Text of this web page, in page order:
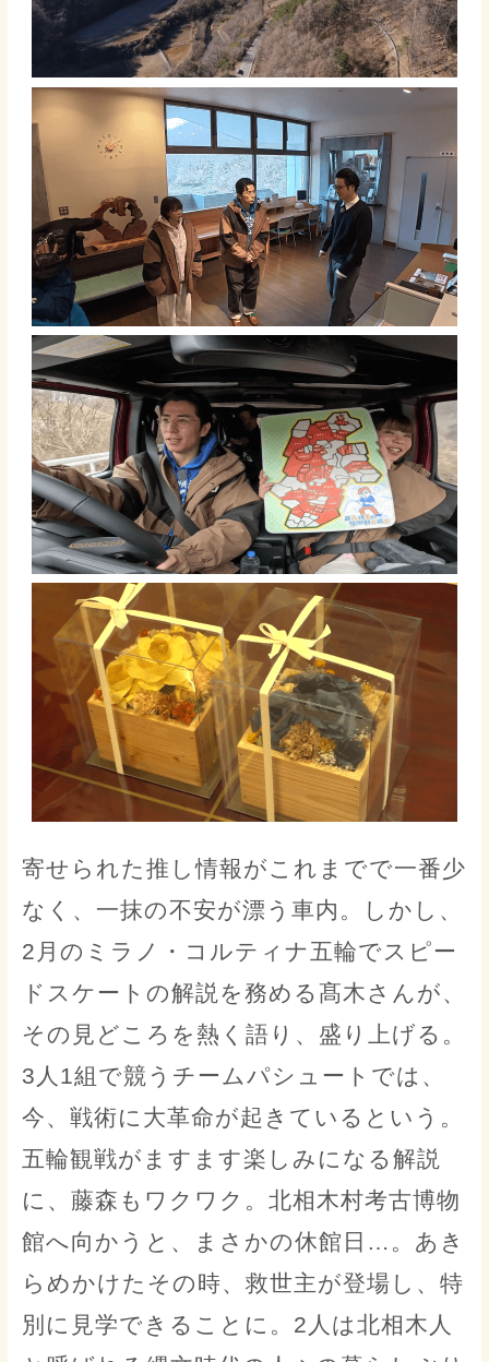
寄せられた推し情報がこれまでで一番少
なく、一抹の不安が漂う車内。しかし、
2月のミラノ・コルティナ五輪でスピー
ドスケートの解説を務める髙木さんが、
その見どころを熱く語り、盛り上げる。
3人1組で競うチームパシュートでは、
今、戦術に大革命が起きているという。
五輪観戦がますます楽しみになる解説
に、藤森もワクワク。北相木村考古博物
館へ向かうと、まさかの休館日…。あき
らめかけたその時、救世主が登場し、特
別に見学できることに。2人は北相木人